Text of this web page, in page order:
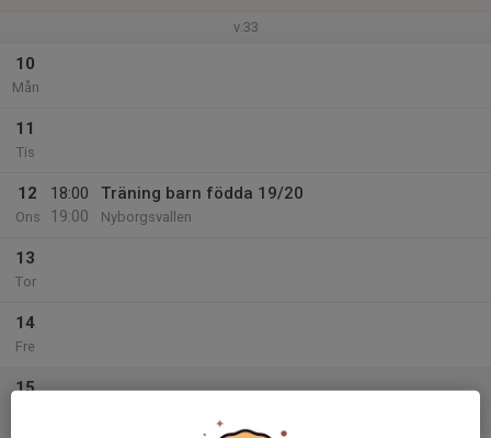
v.33
10
Mån
11
Tis
12
Ons
18:00
19:00
Träning barn födda 19/20
Nyborgsvallen
13
Tor
14
Fre
15